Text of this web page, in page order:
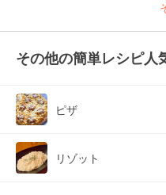
その他の簡単レシピ人
ピザ
リゾット